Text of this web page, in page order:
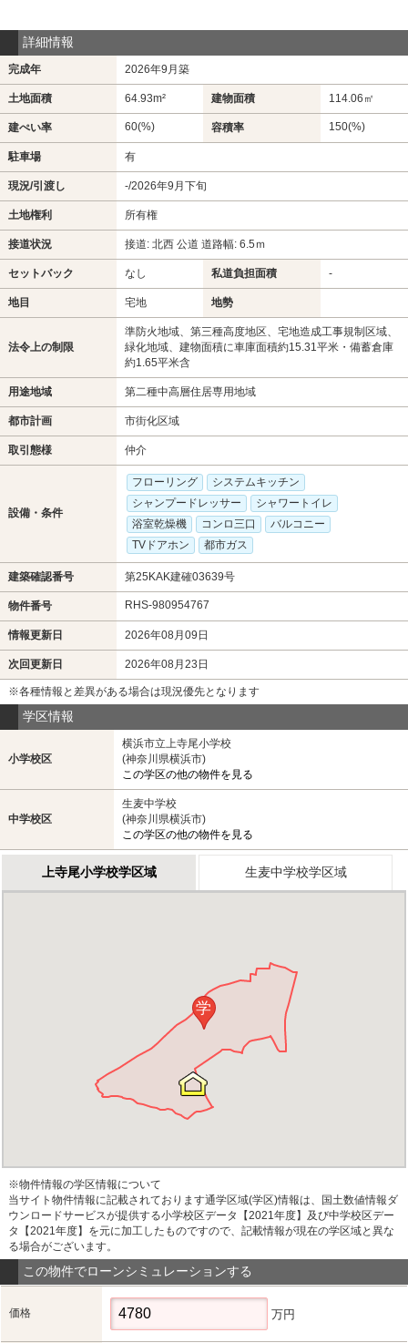
詳細情報
完成年 2026年9月築
土地面積 64.93m² 建物面積 114.06㎡
建ぺい率 60(%) 容積率 150(%)
駐車場 有
現況/引渡し -/2026年9月下旬
土地権利 所有権
接道状況 接道: 北西 公道 道路幅: 6.5ｍ
セットバック なし 私道負担面積 -
地目 宅地 地勢
法令上の制限
準防火地域、第三種高度地区、宅地造成工事規制区域、
緑化地域、建物面積に車庫面積約15.31平米・備蓄倉庫
約1.65平米含
用途地域 第二種中高層住居専用地域
都市計画 市街化区域
取引態様 仲介
設備・条件
フローリング
システムキッチン
シャンプードレッサー
シャワートイレ
浴室乾燥機
コンロ三口
バルコニー
TVドアホン
都市ガス
建築確認番号 第25KAK建確03639号
物件番号 RHS-980954767
情報更新日 2026年08月09日
次回更新日 2026年08月23日
※各種情報と差異がある場合は現況優先となります
学区情報
小学校区
横浜市立上寺尾小学校
(神奈川県横浜市)
この学区の他の物件を見る
中学校区
生麦中学校
(神奈川県横浜市)
この学区の他の物件を見る
上寺尾小学校学区域 生麦中学校学区域
学
※物件情報の学区情報について
当サイト物件情報に記載されております通学区域(学区)情報は、国土数値情報ダ
ウンロードサービスが提供する小学校区データ【2021年度】及び中学校区デー
タ【2021年度】を元に加工したものですので、記載情報が現在の学区域と異な
る場合がございます。
この物件でローンシミュレーションする
価格 万円